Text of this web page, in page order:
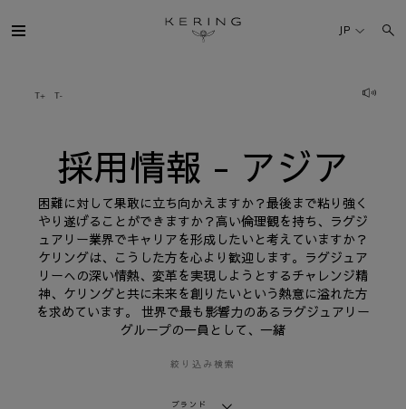
用
情
サステナビリティ
FINANCE
採用情報
JP
採用情報 - アジア
困難に対して果敢に立ち向かえますか？最後まで粘り強く
やり遂げることができますか？高い倫理観を持ち、ラグジ
ュアリー業界でキャリアを形成したいと考えていますか？
ケリングは、こうした方を心より歓迎します。ラグジュア
リーへの深い情熱、変革を実現しようとするチャレンジ精
神、ケリングと共に未来を創りたいという熱意に溢れた方
を求めています。 世界で最も影響力のあるラグジュアリー
グループの一員として、一緒
絞り込み検索
ブランド